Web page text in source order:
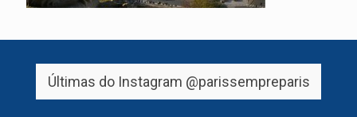
Últimas do Instagram @parissempreparis